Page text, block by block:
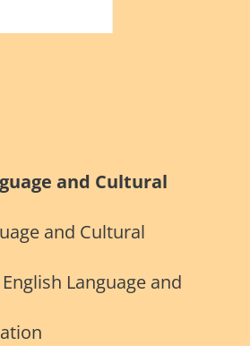
and Cultural
and Cultural
Language and